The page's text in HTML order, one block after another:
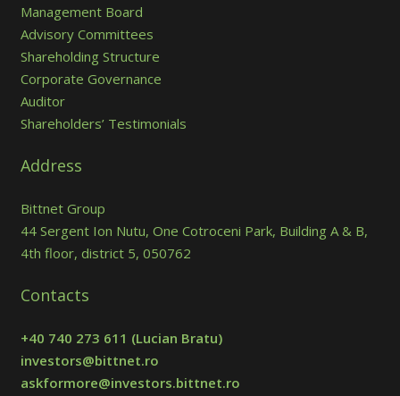
Management Board
Advisory Committees
Shareholding Structure
Corporate Governance
Auditor
Shareholders’ Testimonials
Address
Bittnet Group
44 Sergent Ion Nutu, One Cotroceni Park, Building A & B,
4th floor, district 5, 050762
Contacts
+40 740 273 611 (Lucian Bratu)
investors@bittnet.ro
askformore@investors.bittnet.ro